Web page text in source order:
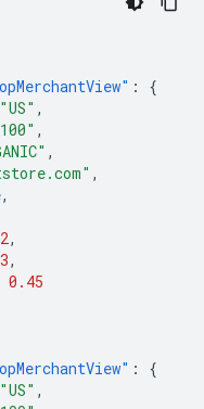
:
{
"US" ,
,
,
,
,
,
,
0.45
:
{
"US" ,